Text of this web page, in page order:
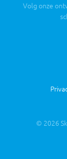
Volg onze
© 2026